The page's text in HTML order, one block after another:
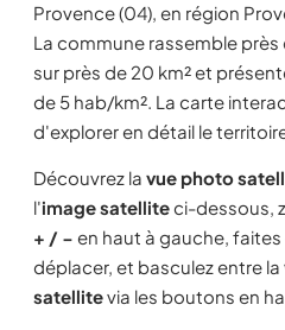
Provence (04), en région
La commune rassemble
sur près de 20 km² et
de 5 hab/km². La carte
d'explorer en détail le
Découvrez la vue photo
l'image satelliteci-dessous,
+ / − en haut à gauche,
déplacer, et basculez entre la
satellitevia les boutons en